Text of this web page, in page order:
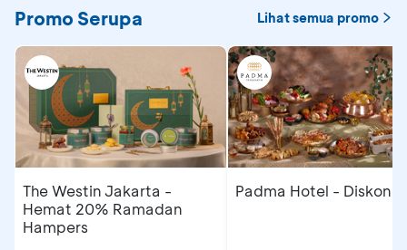
Promo Serupa Lihat semua promo
The Westin Jakarta -
Hemat 20% Ramadan
Hampers
Padma Hotel - Diskon